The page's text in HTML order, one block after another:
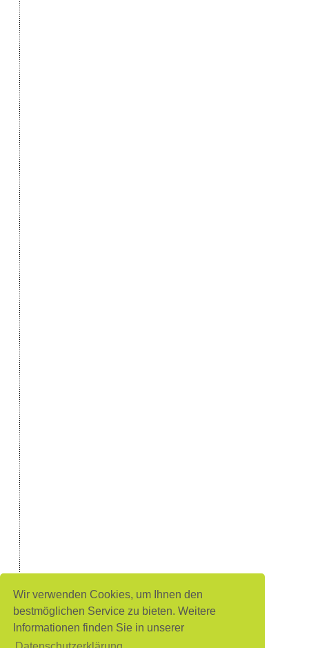
Wir verwenden Cookies, um Ihnen den
bestmöglichen Service zu bieten. Weitere
Informationen finden Sie in unserer